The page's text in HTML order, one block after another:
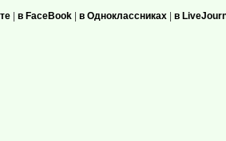
| в FaceBook | в Одноклассниках | в